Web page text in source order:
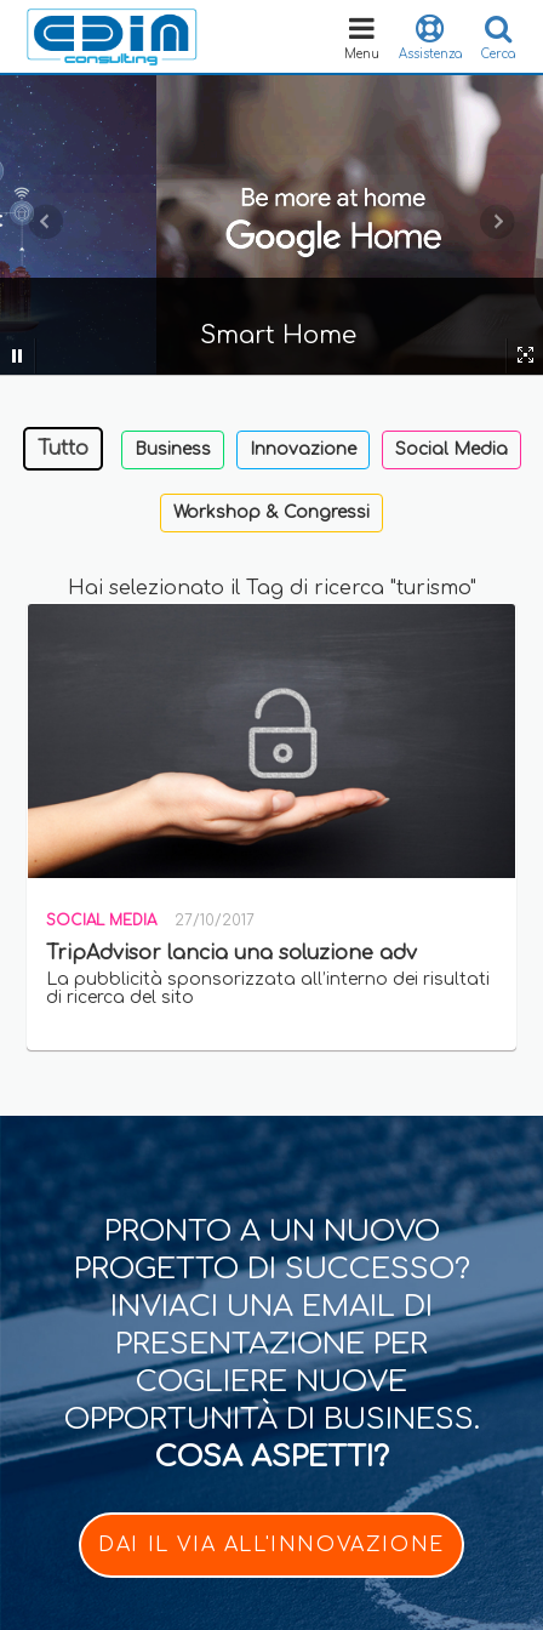
Cerca
Assistenza
Toggle
navigation
Menu
Smart Home
Tutto Business Innovazione Social Media
Workshop & Congressi
Hai selezionato il Tag di ricerca "turismo"
SOCIAL MEDIA 27/10/2017
TripAdvisor lancia una soluzione adv
La pubblicità sponsorizzata all’interno dei risultati
di ricerca del sito
PRONTO A UN NUOVO
PROGETTO DI SUCCESSO?
INVIACI UNA EMAIL DI
PRESENTAZIONE PER
COGLIERE NUOVE
OPPORTUNITÀ DI BUSINESS.
COSA ASPETTI?
DAI IL VIA ALL'INNOVAZIONE